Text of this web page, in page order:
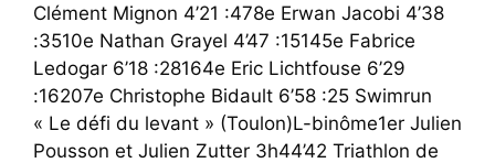
Clément Mignon 4’21 :478e Erwan Jacobi 4’38
:3510e Nathan Grayel 4’47 :15145e Fabrice
Ledogar 6’18 :28164e Eric Lichtfouse 6’29
:16207e Christophe Bidault 6’58 :25 Swimrun
« Le défi du levant » (Toulon)L-binôme1er Julien
Pousson et Julien Zutter 3h44’42 Triathlon de